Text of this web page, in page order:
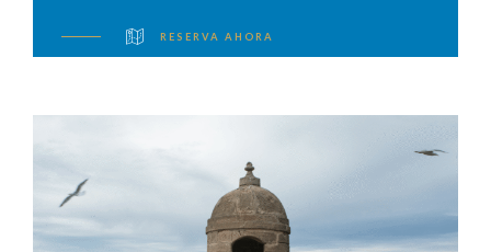
RESERVA AHORA